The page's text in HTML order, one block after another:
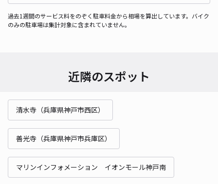
過去1週間のサービス料をのぞく駐車料金から相場を算出しています。バイク
のみの駐車場は集計対象に含まれていません。
近隣のスポット
清水寺（兵庫県神戸市西区）
善光寺（兵庫県神戸市兵庫区）
マリンインフォメーション イオンモール神戸南